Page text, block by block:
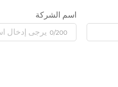
اسم الشركة
0/200